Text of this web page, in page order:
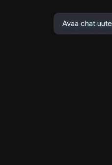
Avaa chat